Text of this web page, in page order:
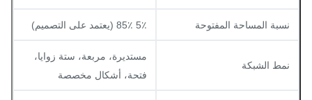
نسبة المساحة المفتوحة
نمط الشبكة
مستديرة، مربعة، ستة زوايا،
فتحة، أشكال مخصصة